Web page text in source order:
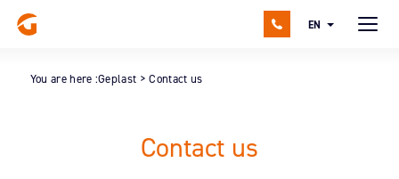
EN
You are here :Geplast >Contact us
Contact us